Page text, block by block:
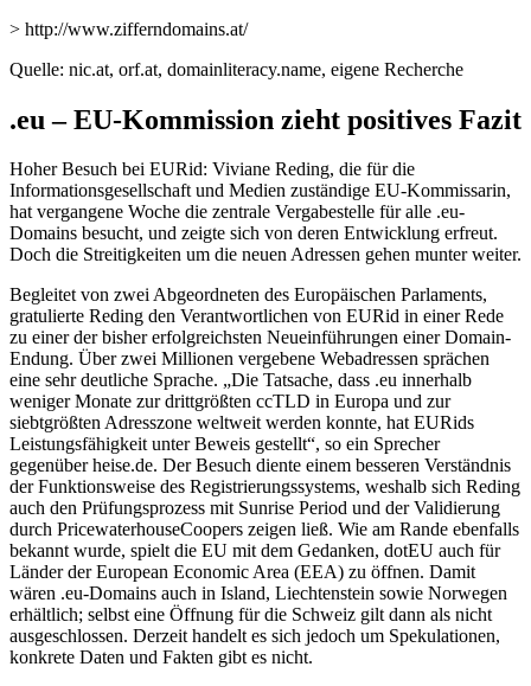
> http://www.zifferndomains.at/
Quelle: nic.at, orf.at, domainliteracy.name, eigene Recherche
.eu – EU-Kommission zieht positives Fazit
Hoher Besuch bei EURid: Viviane Reding, die für die
Informationsgesellschaft und Medien zuständige EU-Kommissarin,
hat vergangene Woche die zentrale Vergabestelle für alle .eu-
Domains besucht, und zeigte sich von deren Entwicklung erfreut.
Doch die Streitigkeiten um die neuen Adressen gehen munter weiter.
Begleitet von zwei Abgeordneten des Europäischen Parlaments,
gratulierte Reding den Verantwortlichen von EURid in einer Rede
zu einer der bisher erfolgreichsten Neueinführungen einer Domain-
Endung. Über zwei Millionen vergebene Webadressen sprächen
eine sehr deutliche Sprache. „Die Tatsache, dass .eu innerhalb
weniger Monate zur drittgrößten ccTLD in Europa und zur
siebtgrößten Adresszone weltweit werden konnte, hat EURids
Leistungsfähigkeit unter Beweis gestellt“, so ein Sprecher
gegenüber heise.de. Der Besuch diente einem besseren Verständnis
der Funktionsweise des Registrierungssystems, weshalb sich Reding
auch den Prüfungsprozess mit Sunrise Period und der Validierung
durch PricewaterhouseCoopers zeigen ließ. Wie am Rande ebenfalls
bekannt wurde, spielt die EU mit dem Gedanken, dotEU auch für
Länder der European Economic Area (EEA) zu öffnen. Damit
wären .eu-Domains auch in Island, Liechtenstein sowie Norwegen
erhältlich; selbst eine Öffnung für die Schweiz gilt dann als nicht
ausgeschlossen. Derzeit handelt es sich jedoch um Spekulationen,
konkrete Daten und Fakten gibt es nicht.